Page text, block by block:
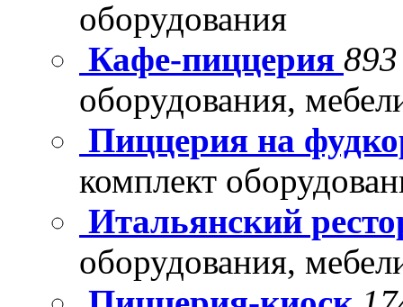
оборудования
Кафе-пиццерия
оборудования,
Пиццерия на
комплект
Итальянский
оборудования,